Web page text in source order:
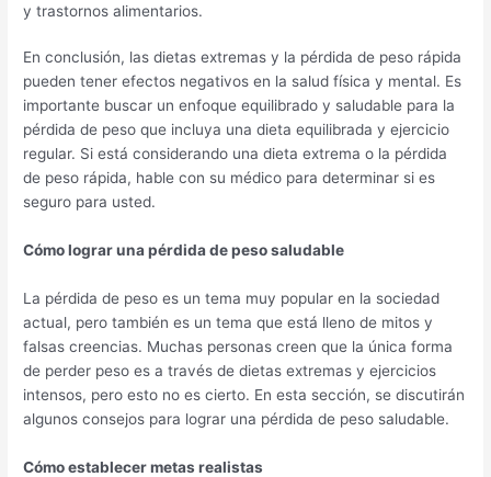
y trastornos alimentarios.
En conclusión, las dietas extremas y la pérdida de peso rápida
pueden tener efectos negativos en la salud física y mental. Es
importante buscar un enfoque equilibrado y saludable para la
pérdida de peso que incluya una dieta equilibrada y ejercicio
regular. Si está considerando una dieta extrema o la pérdida
de peso rápida, hable con su médico para determinar si es
seguro para usted.
Cómo lograr una pérdida de peso saludable
La pérdida de peso es un tema muy popular en la sociedad
actual, pero también es un tema que está lleno de mitos y
falsas creencias. Muchas personas creen que la única forma
de perder peso es a través de dietas extremas y ejercicios
intensos, pero esto no es cierto. En esta sección, se discutirán
algunos consejos para lograr una pérdida de peso saludable.
Cómo establecer metas realistas